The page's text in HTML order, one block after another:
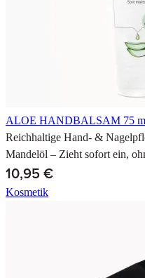
ALOE HANDBALSAM 75
Reichhaltige Hand- &
Mandelöl – Zieht sofort ein,
10,95 €
Kosmetik